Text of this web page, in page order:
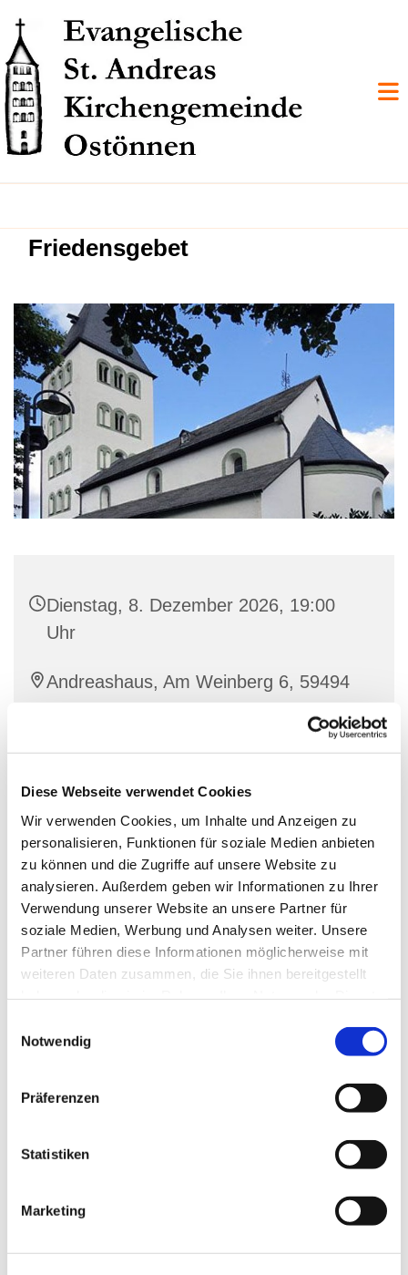
Diese Webseite verwendet Cookies
Wir verwenden Cookies, um Inhalte und Anzeigen zu
personalisieren, Funktionen für soziale Medien anbieten
zu können und die Zugriffe auf unsere Website zu
analysieren. Außerdem geben wir Informationen zu Ihrer
Verwendung unserer Website an unsere Partner für
soziale Medien, Werbung und Analysen weiter. Unsere
Partner führen diese Informationen möglicherweise mit
weiteren Daten zusammen, die Sie ihnen bereitgestellt
Notwendig
Präferenzen
Statistiken
Marketing
Friedensgebet
Dienstag, 8. Dezember 2026, 19:00
Uhr
Andreashaus, Am Weinberg 6, 59494
Soest